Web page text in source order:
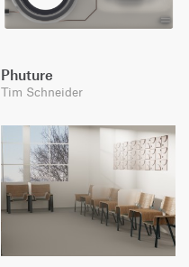
Phuture
Tim Schneider